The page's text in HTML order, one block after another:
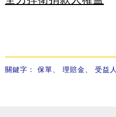
關鍵字： 保單 理賠金 受益人